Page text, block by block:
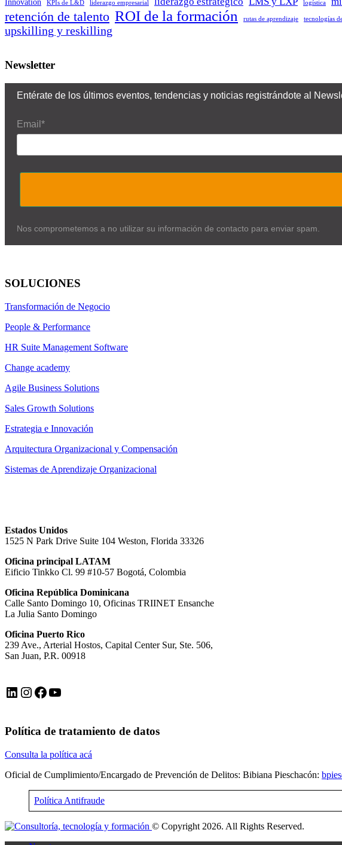
Innovation KPIs de L&D liderazgo empresarial logística
retención de talento ROI de la formación rutas de aprendizaje tecnologías
upskilling y reskilling
Newsletter
Entérate de los últimos eventos, tendencias y noticias registrándote al
Email*
Nos comprometemos a no utilizar su información de contacto para enviar spam.
SOLUCIONES
Transformación de Negocio
People & Performance
HR Suite Management Software
Change academy
Agile Business Solutions
Sales Growth Solutions
Estrategia e Innovación
Arquitectura Organizacional y Compensación
Sistemas de Aprendizaje Organizacional
Estados Unidos
1525 N Park Drive Suite 104 Weston, Florida 33326
Oficina principal LATAM
Eificio Tinkko Cl. 99 #10-57 Bogotá, Colombia
Oficina República Dominicana
Calle Santo Domingo 10, Oficinas TRIINET Ensanche
La Julia Santo Domingo
Oficina Puerto Rico
239 Ave., Arterial Hostos, Capital Center Sur, Ste. 506,
San Juan, P.R. 00918
LinkedIn Instagram Facebook YouTube
Política de tratamiento de datos
Consulta la política acá
Oficial de Cumplimiento/Encargado de Prevención de Delitos: Bibiana Pieschacón:
Política Antifraude
© Copyright 2026. All Rights Reserved.